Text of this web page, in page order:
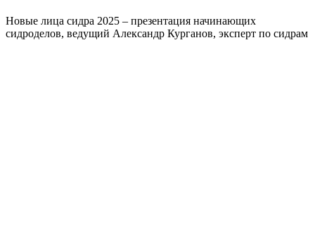
Новые лица сидра 2025 – презентация начинающих
сидроделов, ведущий Александр Курганов, эксперт по сидрам